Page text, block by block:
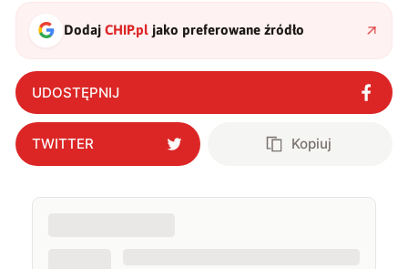
DodajCHIP.pl jako preferowane źródło
UDOSTĘPNIJ
TWITTER Kopiuj